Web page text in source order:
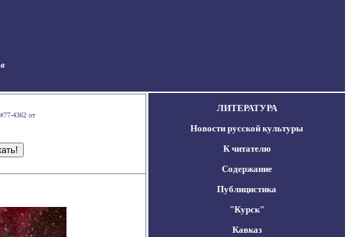
4362 от
ЛИТЕРАТУРА
Новости русской культуры
К читателю
Содержание
Публицистика
"Курск"
Кавказ